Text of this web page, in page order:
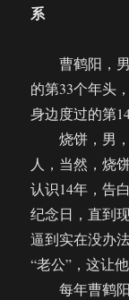
系
曹鹤阳，男
的第33个年头
身边度过的第
烧饼，男，
人，当然，烧
认识14年，告
纪念日，直到
逼到实在没办
“老公”，这让
每年曹鹤阳